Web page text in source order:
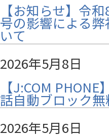
【お知らせ】令
号の影響による
いて
2026年5月8日
【J:COM
話自動ブロック
2026年5月6日